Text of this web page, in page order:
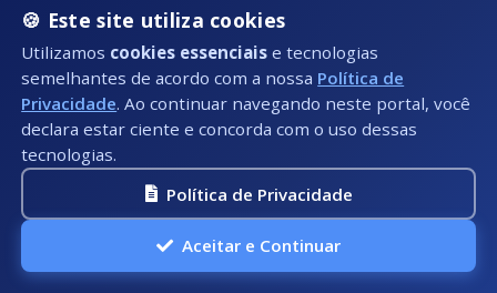
Horário de Atendimento:
Segunda à Sexta: 08:00hs às 17:00hs
Fixo: (28) 3535-3603 (Ramal 1025)
🍪 Este site utiliza cookies
Utilizamos cookies essenciais e tecnologias
semelhantes de acordo com a nossa Política de
Privacidade. Ao continuar navegando neste portal, você
declara estar ciente e concorda com o uso dessas
tecnologias.
Política de Privacidade
Aceitar e Continuar